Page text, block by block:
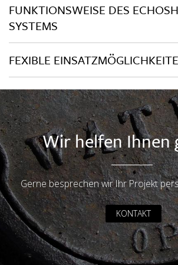
FUNKTIONSWEISE DES
SYSTEMS
FEXIBLE
Wir helfen Ihnen
Gerne besprechen wir Ihr Projekt
KONTAKT